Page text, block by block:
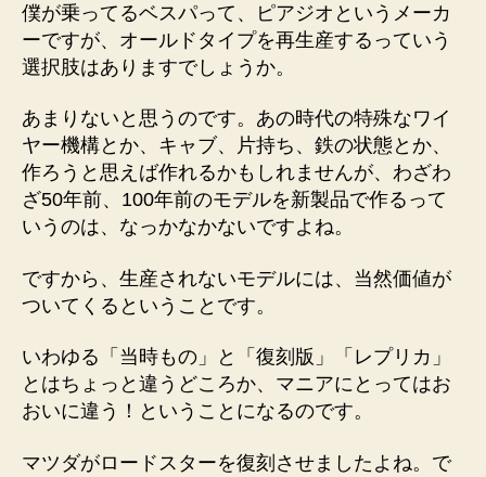
僕が乗ってるベスパって、ピアジオというメーカ
ーですが、オールドタイプを再生産するっていう
選択肢はありますでしょうか。
あまりないと思うのです。あの時代の特殊なワイ
ヤー機構とか、キャブ、片持ち、鉄の状態とか、
作ろうと思えば作れるかもしれませんが、わざわ
ざ50年前、100年前のモデルを新製品で作るって
いうのは、なっかなかないですよね。
ですから、生産されないモデルには、当然価値が
ついてくるということです。
いわゆる「当時もの」と「復刻版」「レプリカ」
とはちょっと違うどころか、マニアにとってはお
おいに違う！ということになるのです。
マツダがロードスターを復刻させましたよね。で